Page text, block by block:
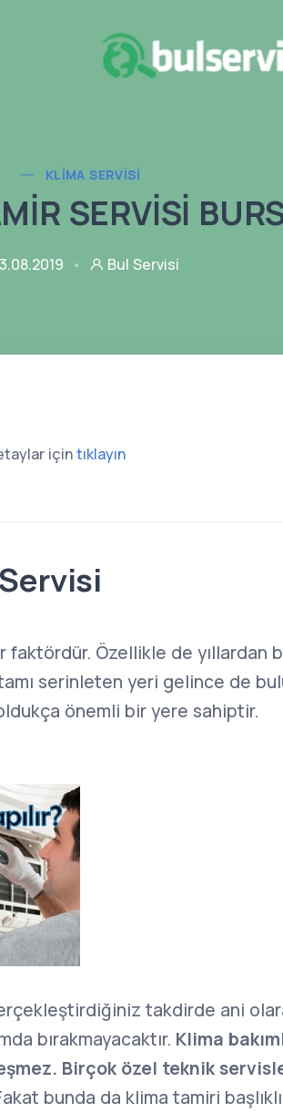
KLIMA SERVISI
SERVİSİ
3.08.2019 Bul Servisi
içintıklayın
faktördür. Özellikle de yıllardan
serinleten yeri gelince de
önemli bir yere sahiptir.
takdirde ani
bırakmayacaktır. Klima
Birçok özel teknik
bunda da klima tamiri